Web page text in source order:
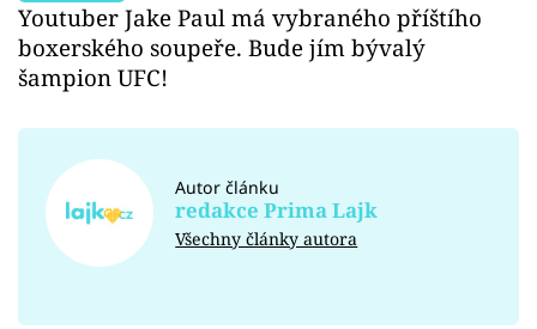
Youtuber Jake Paul má vybraného příštího
boxerského soupeře. Bude jím bývalý
šampion UFC!
Autor článku
redakce Prima Lajk
Všechny články autora